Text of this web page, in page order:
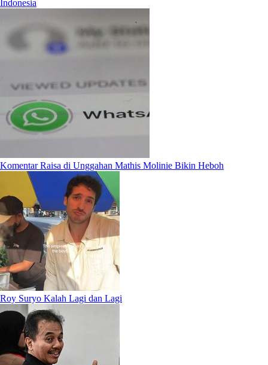
Indonesia
Komentar Raisa di Unggahan Mathis Molinie Bikin Heboh
Roy Suryo Kalah Lagi dan Lagi